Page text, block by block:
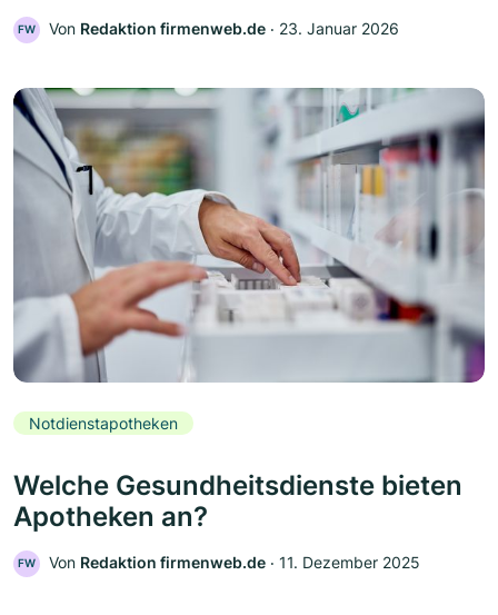
FW Von Redaktion firmenweb.de ‧ 23. Januar 2026
Notdienstapotheken
Welche Gesundheitsdienste bieten
Apotheken an?
FW Von Redaktion firmenweb.de ‧ 11. Dezember 2025